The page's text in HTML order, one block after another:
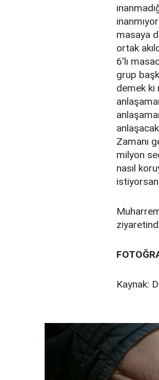
masaya
ortak
6'lı
grup
demek ki
Zamanı
milyon
nasıl
Kaynak: